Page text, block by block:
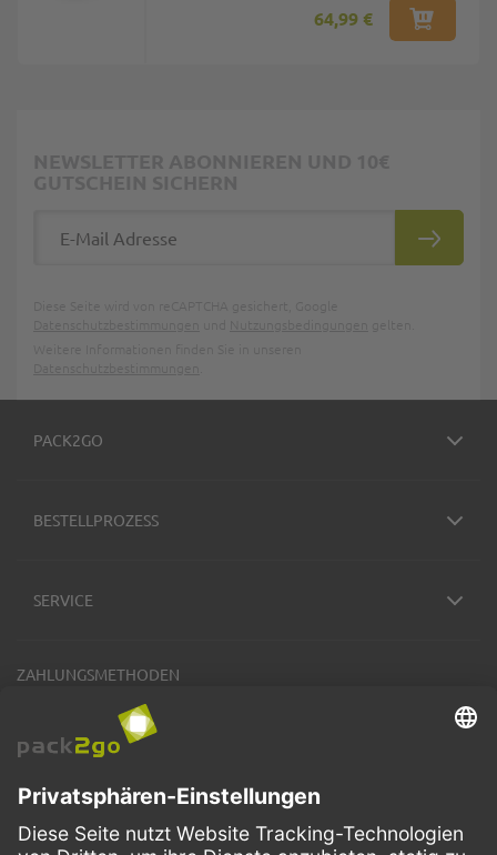
64,99 €
PACK2GO
BESTELLPROZESS
SERVICE
ZAHLUNGSMETHODEN
VERSANDARTEN